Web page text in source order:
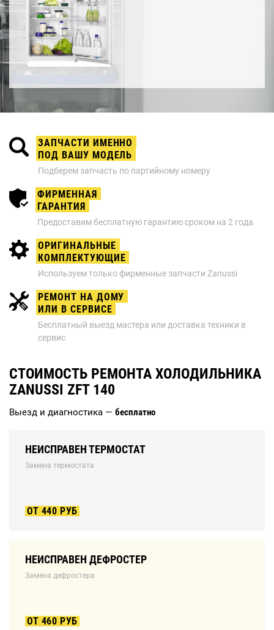
ЗАПЧАСТИ ИМЕННО
ПОД ВАШУ МОДЕЛЬ
Подберем запчасть по партийному номеру
ФИРМЕННАЯ
ГАРАНТИЯ
Предоставим бесплатную гарантию сроком на 2 года
ОРИГИНАЛЬНЫЕ
КОМПЛЕКТУЮЩИЕ
Используем только фирменные запчасти Zanussi
РЕМОНТ НА ДОМУ
ИЛИ В СЕРВИСЕ
Бесплатный выезд мастера или доставка техники в
сервис
СТОИМОСТЬ РЕМОНТА ХОЛОДИЛЬНИКА
ZANUSSI ZFT 140
Выезд и диагностика — бесплатно
НЕИСПРАВЕН ТЕРМОСТАТ
Замена термостата
ОТ 440 РУБ
НЕИСПРАВЕН ДЕФРОСТЕР
Замена дефростера
ОТ 460 РУБ